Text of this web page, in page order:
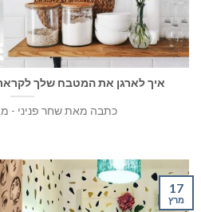
איך לארגן את המטבח שלך
כתבה מאת שחר פניני -
17
מרץ